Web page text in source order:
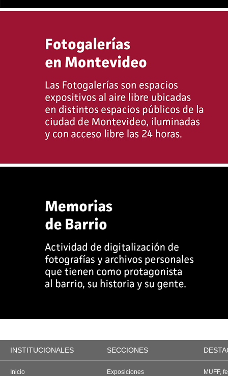
INSTITUCIONALES SECCIONES
Inicio
Exposiciones
MUFF,